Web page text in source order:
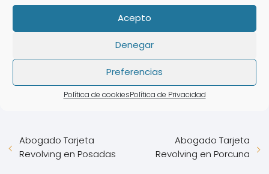
Acepto
Denegar
Preferencias
Política de cookiesPolítica de Privacidad
Abogado Tarjeta Revolving en Vigo
Intereses De tarjetas
Revolving
Abogado Tarjeta
Revolving en Posadas
Abogado Tarjeta
Revolving en Porcuna